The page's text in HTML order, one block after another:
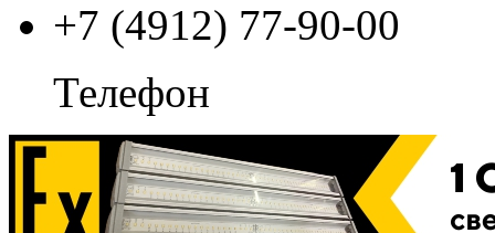
+7 (4912) 77-90-00
Телефон